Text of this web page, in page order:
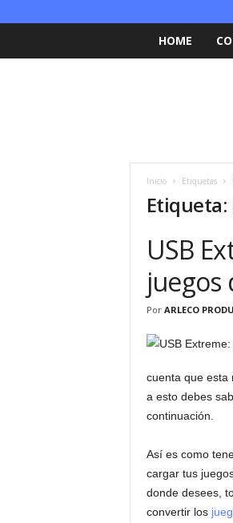
HOME
Inicio Etiquetas
Etiqueta:
USB
juegos
Por ARLECO
cuenta que esta
a esto debes
continuación.
Así es como
cargar tus
donde desees,
convertir los